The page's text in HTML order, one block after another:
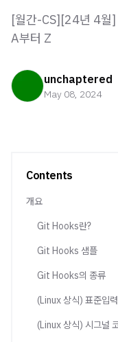
[월간-CS][24년 4월
A부터 Z
unchaptered
May 08, 2024
Contents
개요
Git Hooks란?
Git Hooks 샘플
Git Hooks의 종류
(Linux 상식) 표준입
(Linux 상식) 시그널